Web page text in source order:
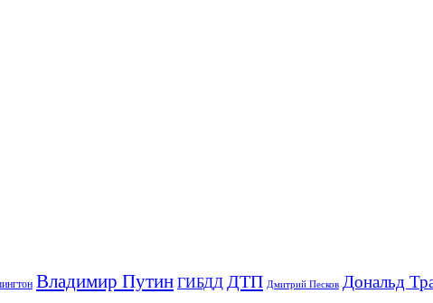
Владимир Путин ГИБДД ДТП Дмитрий Песков Дональд